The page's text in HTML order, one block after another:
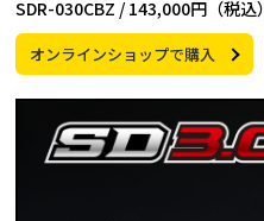
SDR-030CBZ / 143,000円（税込）
オンラインショップで購入